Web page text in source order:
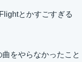
とかすごすぎる
をやらなかったこと